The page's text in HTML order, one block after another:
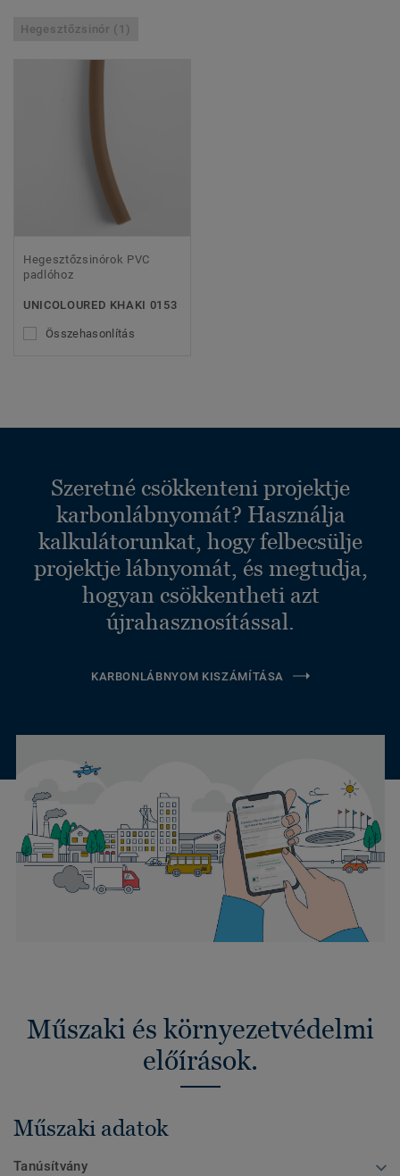
Hegesztőzsinór (1)
Hegesztőzsinórok PVC
padlóhoz
UNICOLOURED KHAKI 0153
Összehasonlítás
Szeretné csökkenteni projektje
karbonlábnyomát? Használja
kalkulátorunkat, hogy felbecsülje
projektje lábnyomát, és megtudja,
hogyan csökkentheti azt
újrahasznosítással.
KARBONLÁBNYOM KISZÁMÍTÁSA
Műszaki és környezetvédelmi
előírások.
Műszaki adatok
Tanúsítvány